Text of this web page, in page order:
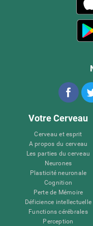
Votre Cerveau
Cerveau et esprit
A propos du cerveau
Les parties du cerveau
Neurones
Plasticité neuronale
Cognition
Perte de Mémoire
Déficience intellectuelle
Functions cérébrales
Perception